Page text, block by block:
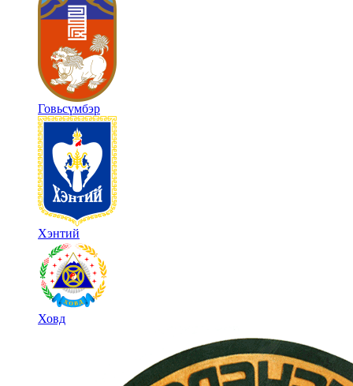
Говьсүмбэр
Хэнтий
Ховд